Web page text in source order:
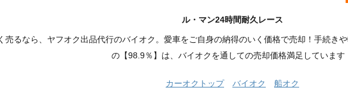
ル・マン24時間耐久レース
売るなら、ヤフオク出品代行のバイオク。愛車をご自身の納得のいく価格で売却！手続き
の【98.9％】は、バイオクを通しての売却価格満足しています
カーオクトップ バイオク 船オク